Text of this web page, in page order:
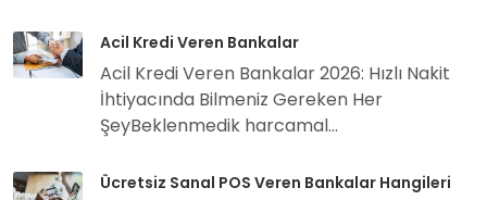
Acil Kredi Veren Bankalar
Acil Kredi Veren Bankalar 2026: Hızlı Nakit
İhtiyacında Bilmeniz Gereken Her
ŞeyBeklenmedik harcamal...
Ücretsiz Sanal POS Veren Bankalar Hangileri